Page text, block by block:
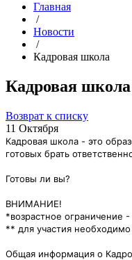
Главная
/
Новости
/
Кадровая школа
Кадровая школа
Возврат к списку
11 Октября
Кадровая школа - это
готовых брать
Готовы ли вы?
ВНИМАНИЕ!
*возрастное ограничение -
** для участия
Общая информация о